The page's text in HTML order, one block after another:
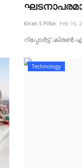
Kiran S Pillai Feb 16,
റിപ്പോർട്ട്‌
Technology